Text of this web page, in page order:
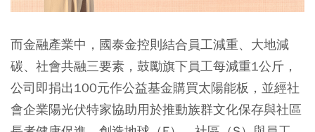
而金融產業中，國泰金控則結合員工減重、大地減
碳、社會共融三要素，鼓勵旗下員工每減重1公斤，
公司即捐出100元作公益基金購買太陽能板，並經社
會企業陽光伏特家協助用於推動族群文化保存與社區